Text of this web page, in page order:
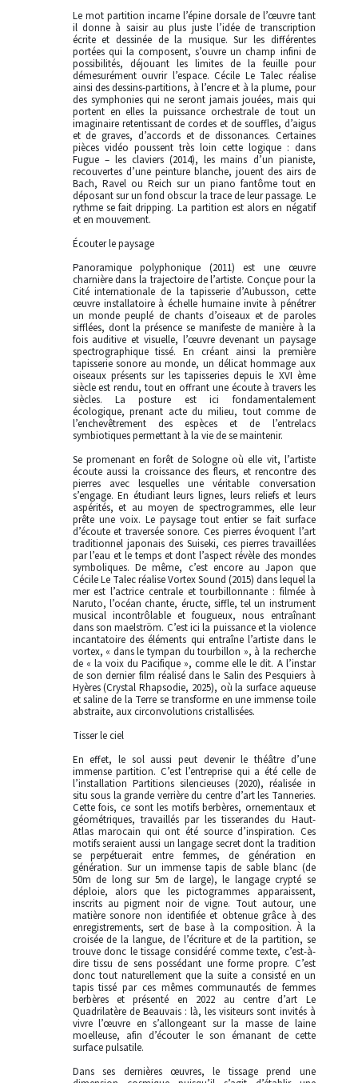
Le mot partition incarne l’épine dorsale de l’œuvre tant
il donne à saisir au plus juste l’idée de transcription
écrite et dessinée de la musique. Sur les différentes
portées qui la composent, s’ouvre un champ infini de
possibilités, déjouant les limites de la feuille pour
démesurément ouvrir l’espace. Cécile Le Talec réalise
ainsi des dessins-partitions, à l’encre et à la plume, pour
des symphonies qui ne seront jamais jouées, mais qui
portent en elles la puissance orchestrale de tout un
imaginaire retentissant de cordes et de souffles, d’aigus
et de graves, d’accords et de dissonances. Certaines
pièces vidéo poussent très loin cette logique : dans
Fugue – les claviers (2014), les mains d’un pianiste,
recouvertes d’une peinture blanche, jouent des airs de
Bach, Ravel ou Reich sur un piano fantôme tout en
déposant sur un fond obscur la trace de leur passage. Le
rythme se fait dripping. La partition est alors en négatif
et en mouvement.
Écouter le paysage
Panoramique polyphonique (2011) est une œuvre
charnière dans la trajectoire de l’artiste. Conçue pour la
Cité internationale de la tapisserie d’Aubusson, cette
œuvre installatoire à échelle humaine invite à pénétrer
un monde peuplé de chants d’oiseaux et de paroles
sifflées, dont la présence se manifeste de manière à la
fois auditive et visuelle, l’œuvre devenant un paysage
spectrographique tissé. En créant ainsi la première
tapisserie sonore au monde, un délicat hommage aux
oiseaux présents sur les tapisseries depuis le XVI ème
siècle est rendu, tout en offrant une écoute à travers les
siècles. La posture est ici fondamentalement
écologique, prenant acte du milieu, tout comme de
l’enchevêtrement des espèces et de l’entrelacs
symbiotiques permettant à la vie de se maintenir.
Se promenant en forêt de Sologne où elle vit, l’artiste
écoute aussi la croissance des fleurs, et rencontre des
pierres avec lesquelles une véritable conversation
s’engage. En étudiant leurs lignes, leurs reliefs et leurs
aspérités, et au moyen de spectrogrammes, elle leur
prête une voix. Le paysage tout entier se fait surface
d’écoute et traversée sonore. Ces pierres évoquent l’art
traditionnel japonais des Suiseki, ces pierres travaillées
par l’eau et le temps et dont l’aspect révèle des mondes
symboliques. De même, c’est encore au Japon que
Cécile Le Talec réalise Vortex Sound (2015) dans lequel la
mer est l’actrice centrale et tourbillonnante : filmée à
Naruto, l’océan chante, éructe, siffle, tel un instrument
musical incontrôlable et fougueux, nous entraînant
dans son maelström. C’est ici la puissance et la violence
incantatoire des éléments qui entraîne l’artiste dans le
vortex, « dans le tympan du tourbillon », à la recherche
de « la voix du Pacifique », comme elle le dit. A l’instar
de son dernier film réalisé dans le Salin des Pesquiers à
Hyères (Crystal Rhapsodie, 2025), où la surface aqueuse
et saline de la Terre se transforme en une immense toile
abstraite, aux circonvolutions cristallisées.
Tisser le ciel
En effet, le sol aussi peut devenir le théâtre d’une
immense partition. C’est l’entreprise qui a été celle de
l’installation Partitions silencieuses (2020), réalisée in
situ sous la grande verrière du centre d’art les Tanneries.
Cette fois, ce sont les motifs berbères, ornementaux et
géométriques, travaillés par les tisserandes du Haut-
Atlas marocain qui ont été source d’inspiration. Ces
motifs seraient aussi un langage secret dont la tradition
se perpétuerait entre femmes, de génération en
génération. Sur un immense tapis de sable blanc (de
50m de long sur 5m de large), le langage crypté se
déploie, alors que les pictogrammes apparaissent,
inscrits au pigment noir de vigne. Tout autour, une
matière sonore non identifiée et obtenue grâce à des
enregistrements, sert de base à la composition. À la
croisée de la langue, de l’écriture et de la partition, se
trouve donc le tissage considéré comme texte, c’est-à-
dire tissu de sens possédant une forme propre. C’est
donc tout naturellement que la suite a consisté en un
tapis tissé par ces mêmes communautés de femmes
berbères et présenté en 2022 au centre d’art Le
Quadrilatère de Beauvais : là, les visiteurs sont invités à
vivre l’œuvre en s’allongeant sur la masse de laine
moelleuse, afin d’écouter le son émanant de cette
surface pulsatile.
Dans ses dernières œuvres, le tissage prend une